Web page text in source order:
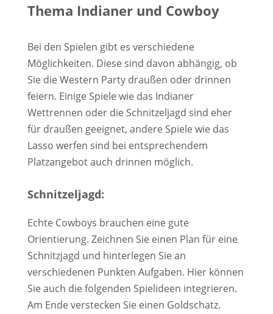
Thema Indianer und Cowboy
Bei den Spielen gibt es verschiedene
Möglichkeiten. Diese sind davon abhängig, ob
Sie die Western Party draußen oder drinnen
feiern. Einige Spiele wie das Indianer
Wettrennen oder die Schnitzeljagd sind eher
für draußen geeignet, andere Spiele wie das
Lasso werfen sind bei entsprechendem
Platzangebot auch drinnen möglich.
Schnitzeljagd:
Echte Cowboys brauchen eine gute
Orientierung. Zeichnen Sie einen Plan für eine
Schnitzjagd und hinterlegen Sie an
verschiedenen Punkten Aufgaben. Hier können
Sie auch die folgenden Spielideen integrieren.
Am Ende verstecken Sie einen Goldschatz.